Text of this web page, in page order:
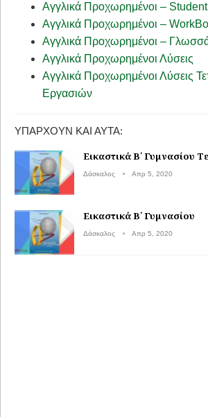
Αγγλικά Προχωρημένοι –
Αγγλικά Προχωρημένοι –
Αγγλικά Προχωρημένοι –
Αγγλικά Προχωρημένοι Λύσεις
Αγγλικά Προχωρημένοι Λύσεις
Εργασιών
ΥΠΆΡΧΟΥΝ ΚΑΙ ΑΥΤΆ:
Εικαστικά Β΄ Γυμνασίου
Δάσκαλος Απρ 5, 2020
Εικαστικά Β΄ Γυμνασίου
Δάσκαλος Απρ 5, 2020